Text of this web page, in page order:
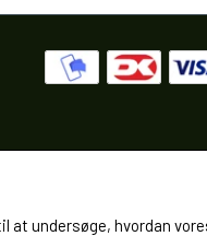
undersøge, hvordan